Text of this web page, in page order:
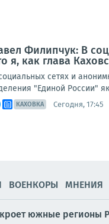
Филипчук: В
я, как глава
сетях и
"Единой России"
КАХОВКА Сегодня, 17:45
ВОЕНКОРЫ МНЕНИЯ
южные регионы